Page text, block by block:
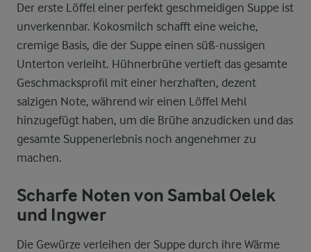
Der erste Löffel einer perfekt geschmeidigen Suppe ist
unverkennbar. Kokosmilch schafft eine weiche,
cremige Basis, die der Suppe einen süß-nussigen
Unterton verleiht. Hühnerbrühe vertieft das gesamte
Geschmacksprofil mit einer herzhaften, dezent
salzigen Note, während wir einen Löffel Mehl
hinzugefügt haben, um die Brühe anzudicken und das
gesamte Suppenerlebnis noch angenehmer zu
machen.
Scharfe Noten von Sambal Oelek
und Ingwer
Die Gewürze verleihen der Suppe durch ihre Wärme